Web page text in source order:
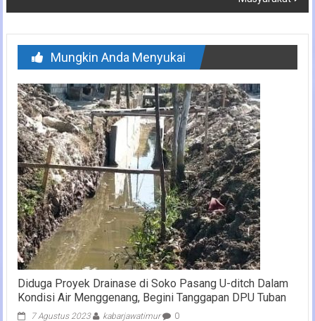
Mungkin Anda Menyukai
Diduga Proyek Drainase di Soko Pasang U-ditch Dalam
Kondisi Air Menggenang, Begini Tanggapan DPU Tuban
7 Agustus 2023 kabarjawatimur 0